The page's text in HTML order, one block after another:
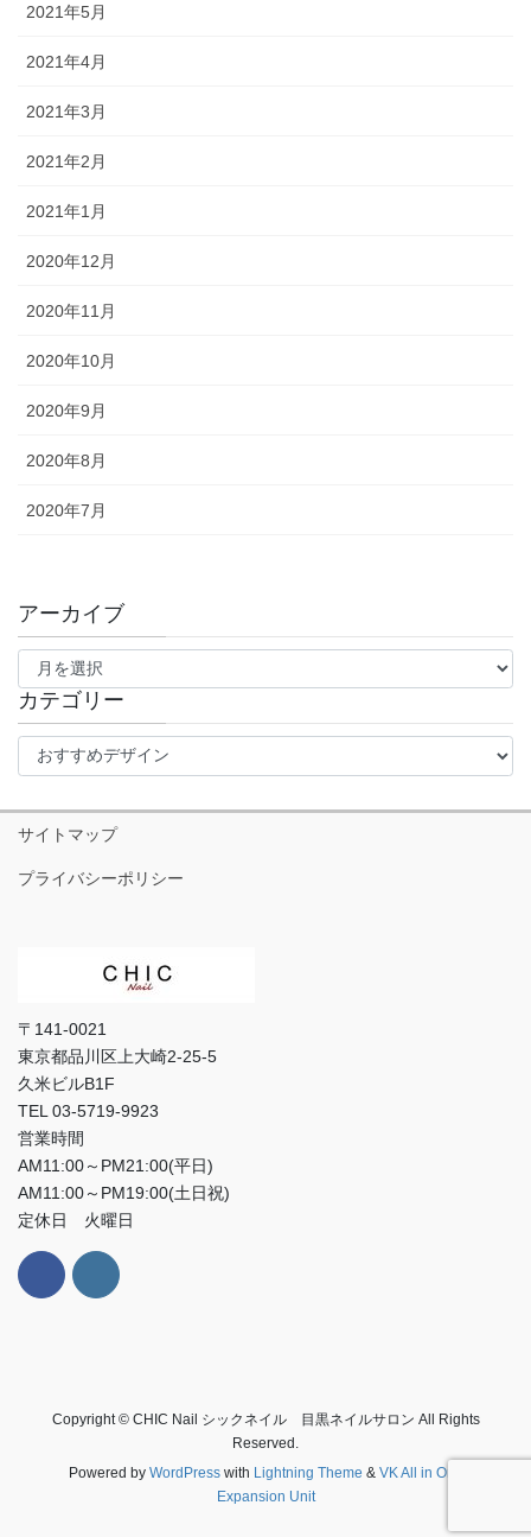
2021年5月
2021年4月
2021年3月
2021年2月
2021年1月
2020年12月
2020年11月
2020年10月
2020年9月
2020年8月
2020年7月
アーカイブ
ア
カ
イ
カテゴリー
テ
ー
サイトマップ
プライバシーポリシー
〒141-0021
東京都品川区上大崎2-25-5
久米ビルB1F
TEL 03-5719-9923
営業時間
AM11:00～PM21:00(平日)
AM11:00～PM19:00(土日祝)
定休日 火曜日
Copyright © CHIC Nail シックネイル 目黒ネイルサロン All Rights
Reserved.
Powered by WordPresswith Lightning Theme & VK All in One
Expansion Unit